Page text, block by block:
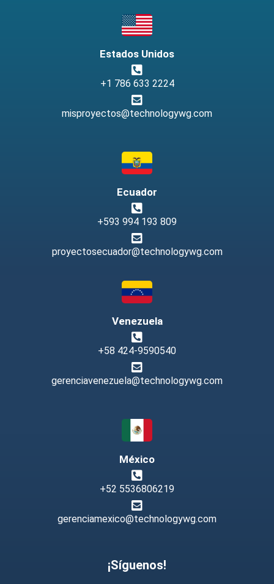
Estados Unidos
+1 786 633 2224
misproyectos@technologywg.com
Ecuador
+593 994 193 809
proyectosecuador@technologywg.com
Venezuela
+58 424-9590540
gerenciavenezuela@technologywg.com
México
+52 5536806219
gerenciamexico@technologywg.com
¡Síguenos!